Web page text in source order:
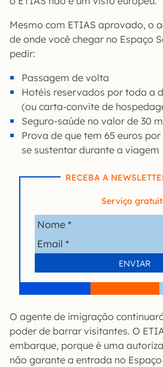
Mesmo com ETIAS aprovado, o
de onde você chegar no Espaço
pedir:
Passagem de volta
Hotéis reservados por toda a
(ou carta-convite de
Seguro-saúde no valor de 30
Prova de que tem 65 euros
se sustentar durante a viagem
RECEBA A
Serviço
O agente de imigração
poder de barrar visitantes. O
embarque, porque é uma
não garante a entrada no